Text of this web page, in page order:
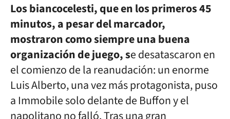
Los biancocelesti, que en los primeros 45
minutos, a pesar del marcador,
mostraron como siempre una buena
organización de juego, se desatascaron en
el comienzo de la reanudación: un enorme
Luis Alberto, una vez más protagonista, puso
a Immobile solo delante de Buffon y el